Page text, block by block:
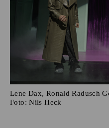
Lene Dax, Ronald Radusch
Foto: Nils Heck